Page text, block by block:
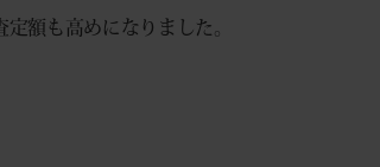
定額も高めになりました。